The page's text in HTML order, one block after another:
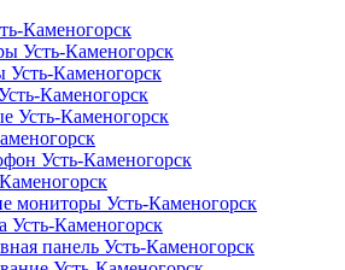
Каменогорск
Усть-Каменогорск
Усть-Каменогорск
Каменогорск
Усть-Каменогорск
Усть-Каменогорск
мониторы Усть-Каменогорск
Усть-Каменогорск
панель Усть-Каменогорск